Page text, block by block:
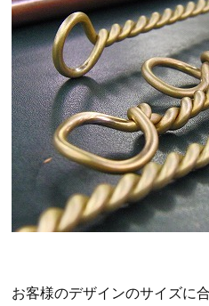
お客様のデザインのサイズに